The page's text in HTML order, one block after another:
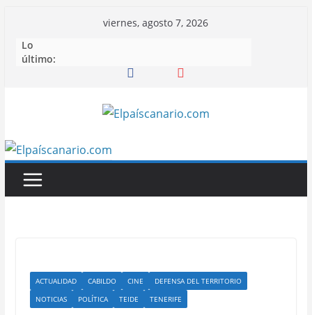
contenido
viernes, agosto 7, 2026
Lo
último:
ACTUALIDAD CABILDO CINE
DEFENSA DEL TERRITORIO
NOTICIAS
POLÍTICA TEIDE TENERIFE